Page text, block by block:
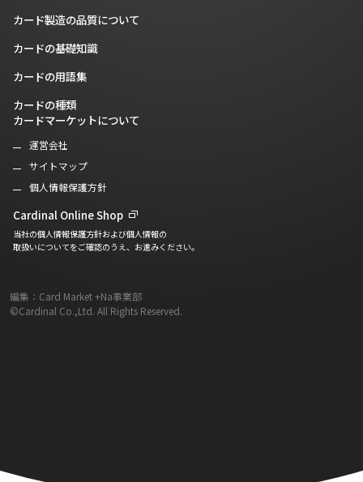
カード製造の品質について
カードの基礎知識
カードの用語集
カードの種類
カードマーケットについて
運営会社
サイトマップ
個人情報保護方針
Cardinal Online Shop
当社の個人情報保護方針および個人情報の
取扱いについてをご確認のうえ、お進みください。
編集：Card Market +Na事業部
©Cardinal Co.,Ltd. All Rights Reserved.